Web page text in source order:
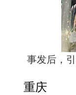
事发后，
重庆